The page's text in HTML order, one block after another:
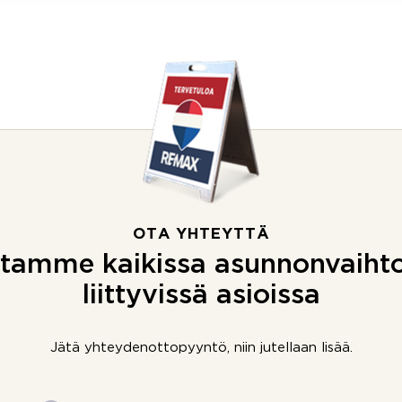
OTA YHTEYTTÄ
kaikissa
liittyvissä asioissa
Jätä yhteydenottopyyntö, niin jutellaan lisää.